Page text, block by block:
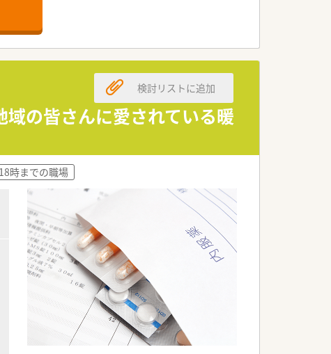
勤務】等の制度も多くの社員が利用し自身
育制度がございます。
のが同社の特徴です。
ジした造りとなっております。
務なども積極的におこなっています。
域の皆さんに愛されている暖
検討リストに追加
時までの職場